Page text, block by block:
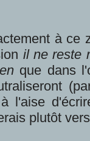
à ce
il ne reste
que dans
à l'aise
plutôt